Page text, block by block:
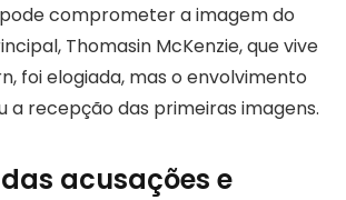
comprometer a imagem do
Thomasin McKenzie, que vive
foi elogiada, mas o envolvimento
a recepção das primeiras imagens.
acusações e